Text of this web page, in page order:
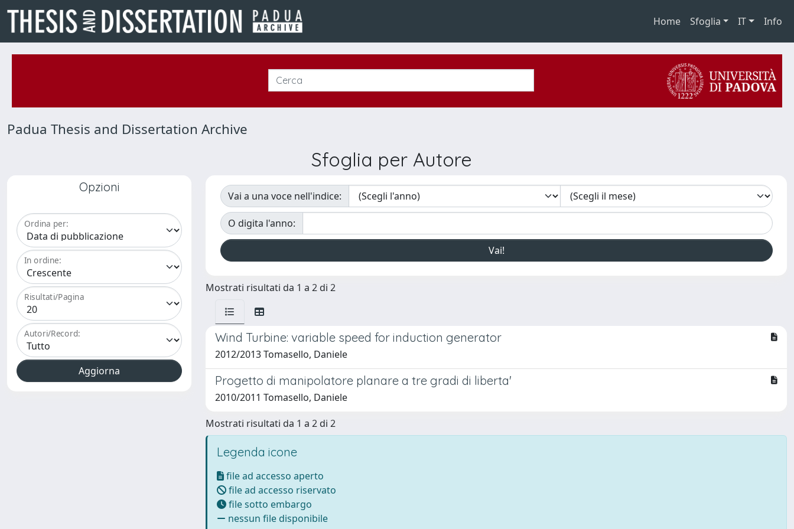
Home Sfoglia IT Info
Padua Thesis and Dissertation Archive
Sfoglia per Autore
Opzioni
Ordina per:
In ordine:
Risultati/Pagina
Autori/Record:
Vai a una voce nell'indice:
O digita l'anno:
Mostrati risultati da 1 a 2 di 2
Wind Turbine: variable speed for induction generator
2012/2013 Tomasello, Daniele
Progetto di manipolatore planare a tre gradi di liberta'
2010/2011 Tomasello, Daniele
Mostrati risultati da 1 a 2 di 2
Legenda icone
file ad accesso aperto
file ad accesso riservato
file sotto embargo
nessun file disponibile